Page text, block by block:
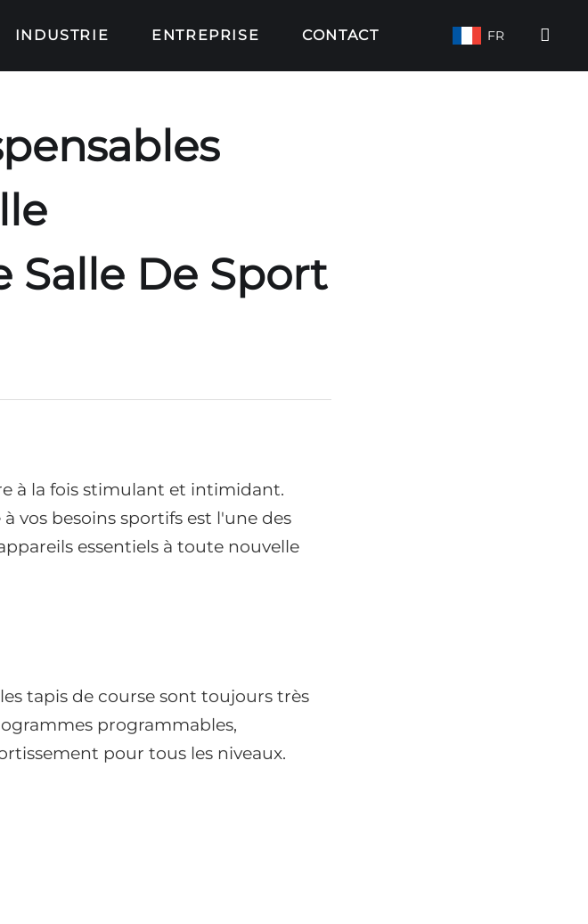
INDUSTRIE ENTREPRISE CONTACT FR
Salle De Sport
à la fois stimulant et intimidant.
vos besoins sportifs est l'une des
essentiels à toute nouvelle
tapis de course sont toujours très
programmables,
pour tous les niveaux.